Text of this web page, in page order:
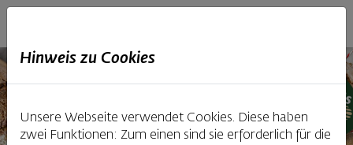
Hinweis zu Cookies
Unsere Webseite verwendet Cookies. Diese haben
zwei Funktionen: Zum einen sind sie erforderlich für die